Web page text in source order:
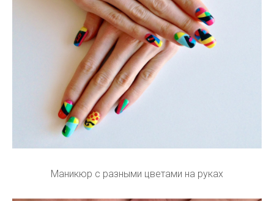
Маникюр с разными цветами на руках